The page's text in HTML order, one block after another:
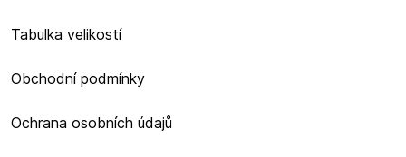
Tabulka velikostí
Obchodní podmínky
Ochrana osobních údajů